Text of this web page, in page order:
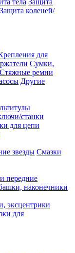
тела Защита
Защита коленей/
для
Сумки,
Стяжные ремни
Другие
станки
для цепи
звезды Смазки
передние
наконечники
эксцентрики
для